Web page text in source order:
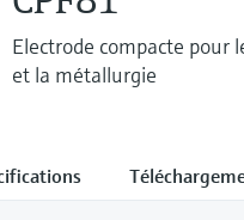
Electrode compacte pour
et la métallurgie